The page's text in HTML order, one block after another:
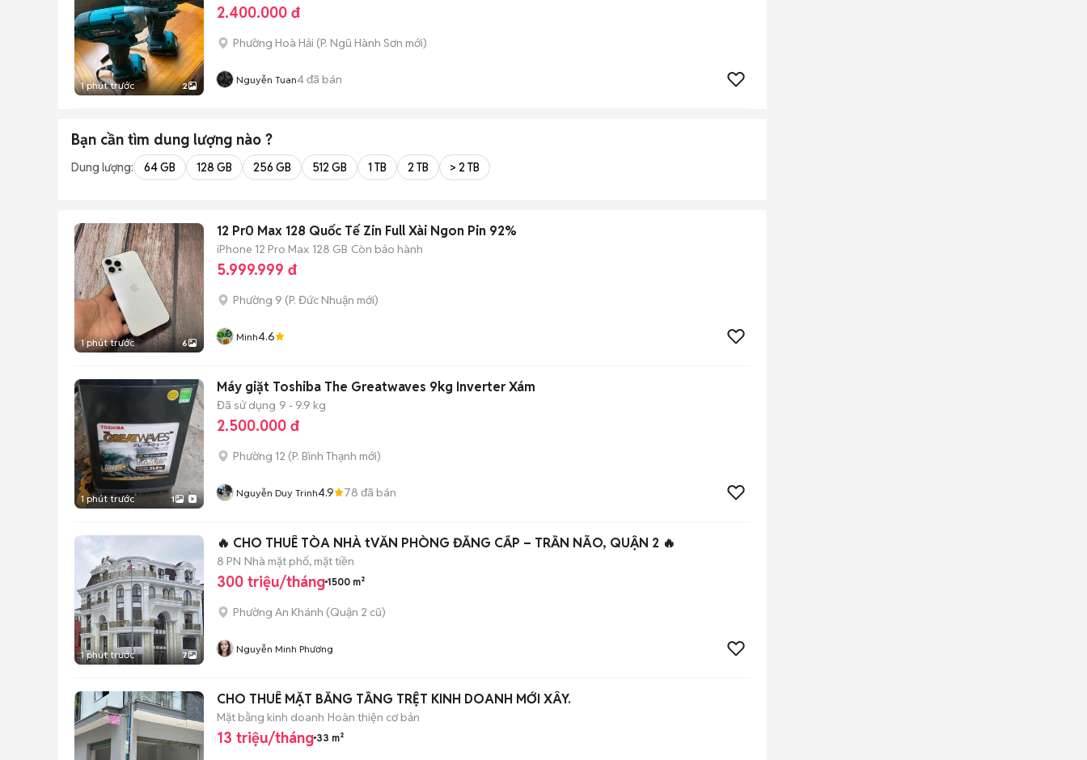
1 phút trước 2
2.400.000 đ
Phường Hoà Hải (P. Ngũ Hành Sơn mới)
Nguyễn Tuan4đã bán
Bạn cần tìm dung lượng nào ?
Dung lượng: 64 GB 128 GB 256 GB 512 GB 1 TB 2 TB > 2 TB
1 phút trước 6
12 Pr0 Max 128 Quốc Tế Zin Full Xài Ngon Pin 92%
iPhone 12 Pro Max 128 GB Còn bảo hành
5.999.999 đ
Phường 9 (P. Đức Nhuận mới)
Minh4.6
1 phút trước 1
Máy giặt Toshiba The Greatwaves 9kg Inverter Xám
Đã sử dụng 9 - 9.9 kg
2.500.000 đ
Phường 12 (P. Bình Thạnh mới)
Nguyễn Duy Trinh4.9 78 đã bán
1 phút trước 7
🔥 CHO THUÊ TÒA NHÀ tVĂN PHÒNG ĐẲNG CẤP – TRẦN NÃO, QUẬN 2 🔥
8 PN Nhà mặt phố, mặt tiền
300 triệu/tháng 1500 m²
Phường An Khánh (Quận 2 cũ)
Nguyễn Minh Phương
CHO THUÊ MẶT BẰNG TẦNG TRỆT KINH DOANH MỚI XÂY.
Mặt bằng kinh doanh Hoàn thiện cơ bản
13 triệu/tháng 33 m²